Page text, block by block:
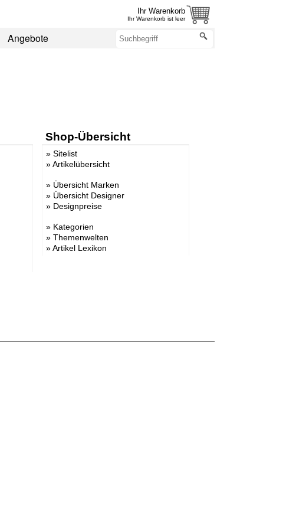
Ihr Warenkorb
Ihr Warenkorb ist leer
Angebote
Shop-Übersicht
» Sitelist
»Artikelübersicht
» Übersicht Marken
» Übersicht Designer
» Designpreise
» Kategorien
» Themenwelten
»Artikel Lexikon